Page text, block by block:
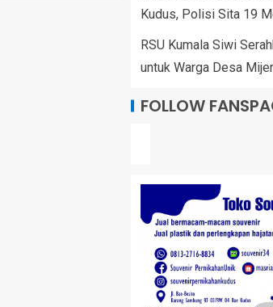
Kudus, Polisi Sita 19
RSU Kumala Siwi
untuk Warga Desa
FOLLOW